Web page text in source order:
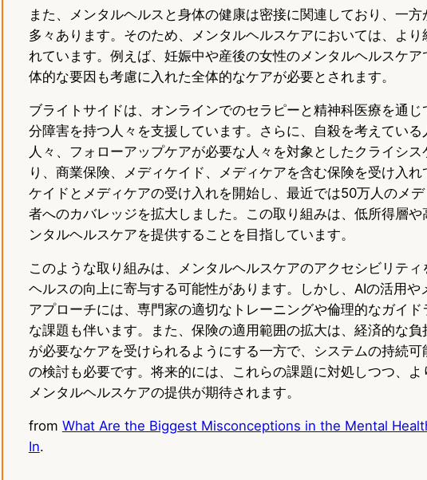
また、メンタルヘルスと身体の健康は密接に関連しており、一
多々あります。そのため、メンタルヘルスケアにおいては、よ
れています。例えば、妊娠中や産後の女性のメンタルヘルスケ
体的な要因も考慮に入れた全体的なケアが必要とされます。
ブライトサイドは、オンラインでのセラピーと精神科医療を通
分障害を持つ人々を支援しています。さらに、自殺を考えてい
人々、フォローアップケアが必要な人々を対象としたクライシ
り、商業保険、メディケイド、メディケアを含む保険を受け入
ケイドとメディケアの受け入れを開始し、最近では50万人のメ
者へのカバレッジを拡大しました。この取り組みは、低所得層
ンタルヘルスケアを提供することを目指しています。
このような取り組みは、メンタルヘルスケアのアクセシビリテ
ヘルスの向上に寄与する可能性があります。しかし、AIの活用
アプローチには、専門家の適切なトレーニングや倫理的なガイ
な課題も伴います。また、保険の適用範囲の拡大は、経済的な
が必要なケアを受けられるようにする一方で、システムの持続
の検討も必要です。将来的には、これらの課題に対処しつつ、
メンタルヘルスケアの提供が期待されます。
from What Are the Biggest Misconceptions in the Mental
In.